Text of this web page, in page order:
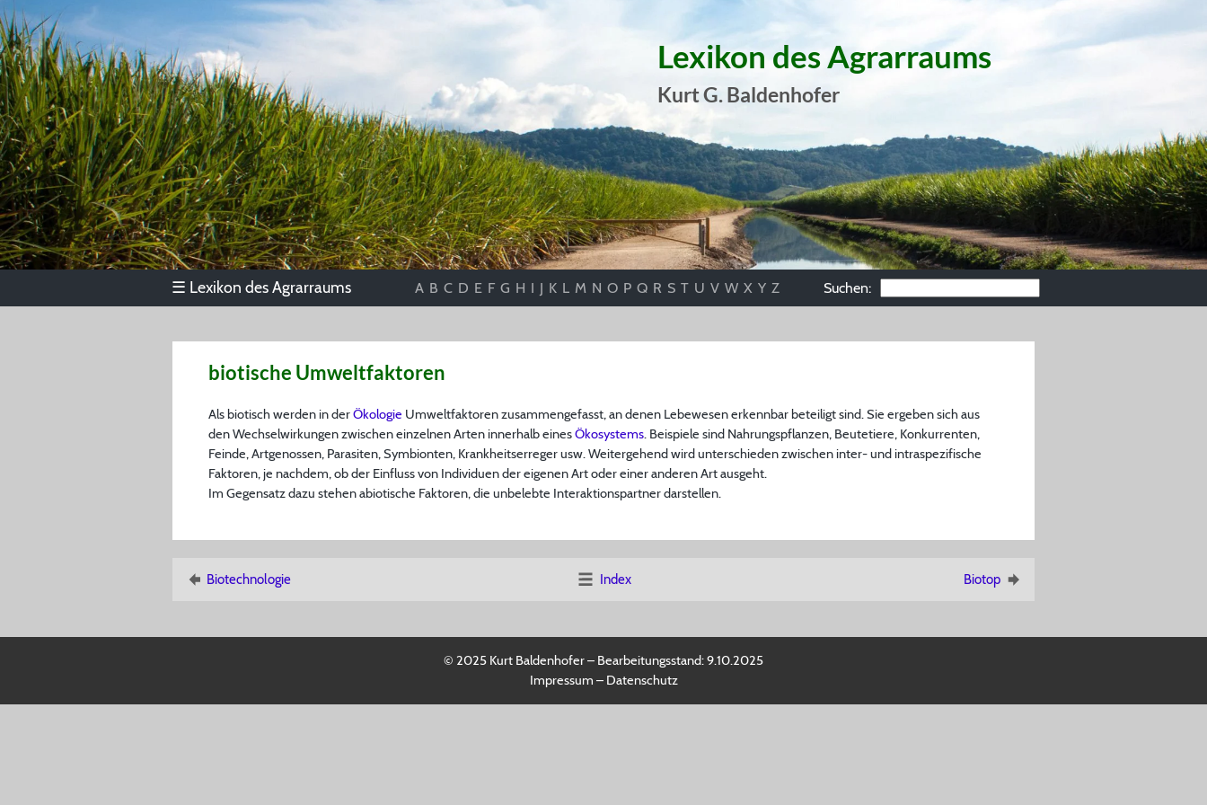
Lexikon des Agrarraums
Kurt G. Baldenhofer
☰ Lexikon des Agrarraums A B C D E F G H I J K L M N O P Q R S T U V W X Y Z Suchen:
biotische Umweltfaktoren
Als biotisch werden in derÖkologie Umweltfaktoren zusammengefasst, an denen Lebewesen erkennbar beteiligt sind. Sie ergeben sich aus
den Wechselwirkungen zwischen einzelnen Arten innerhalb einesÖkosystems. Beispiele sind Nahrungspflanzen, Beutetiere, Konkurrenten,
Feinde, Artgenossen, Parasiten, Symbionten, Krankheitserreger usw. Weitergehend wird unterschieden zwischen inter- und intraspezifische
Faktoren, je nachdem, ob der Einfluss von Individuen der eigenen Art oder einer anderen Art ausgeht.
Im Gegensatz dazu stehen abiotische Faktoren, die unbelebte Interaktionspartner darstellen.
Biotechnologie Index Biotop
© 2025 Kurt Baldenhofer – Bearbeitungsstand:9.10.2025
Impressum – Datenschutz